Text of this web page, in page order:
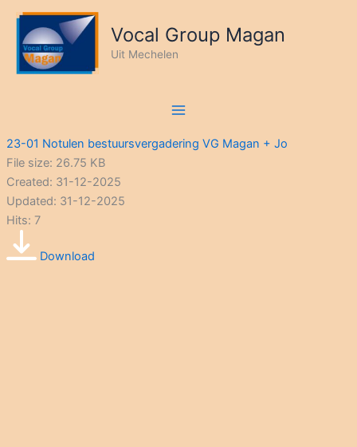
inhoud
Vocal Group Magan
Uit Mechelen
23-01 Notulen bestuursvergadering VG Magan + Jo
File size: 26.75 KB
Created: 31-12-2025
Updated: 31-12-2025
Hits: 7
Download